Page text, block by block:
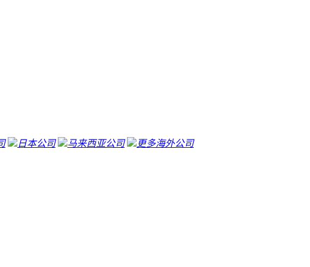
日本公司 马来西亚公司 更多海外公司